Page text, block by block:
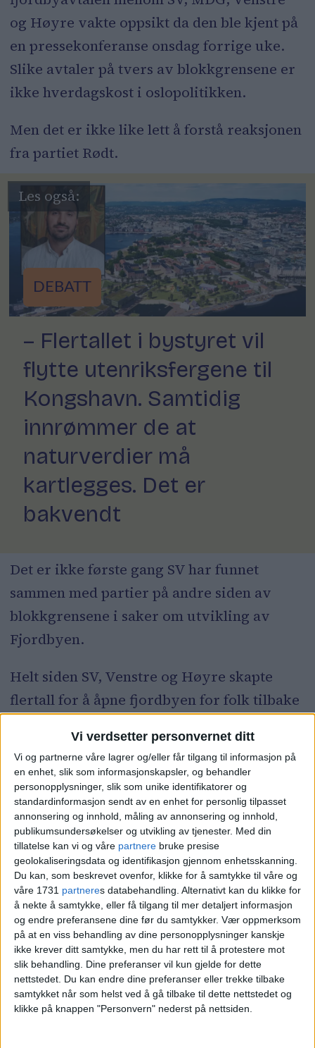
Vi verdsetter personvernet ditt
Vi og partnerne våre lagrer og/eller får tilgang til informasjon på
en enhet, slik som informasjonskapsler, og behandler
personopplysninger, slik som unike identifikatorer og
standardinformasjon sendt av en enhet for personlig tilpasset
annonsering og innhold, måling av annonsering og innhold,
publikumsundersøkelser og utvikling av tjenester. Med din
tillatelse kan vi og våre partnere bruke presise
geolokaliseringsdata og identifikasjon gjennom enhetsskanning.
Du kan, som beskrevet ovenfor, klikke for å samtykke til våre og
våre 1731 partneres databehandling. Alternativt kan du klikke for
å nekte å samtykke, eller få tilgang til mer detaljert informasjon
og endre preferansene dine før du samtykker. Vær oppmerksom
på at en viss behandling av dine personopplysninger kanskje
ikke krever ditt samtykke, men du har rett til å protestere mot
slik behandling. Dine preferanser vil kun gjelde for dette
nettstedet. Du kan endre dine preferanser eller trekke tilbake
samtykket når som helst ved å gå tilbake til dette nettstedet og
klikke på knappen "Personvern" nederst på nettsiden.
og Høyre vakte oppsikt da den ble kjent på
en pressekonferanse onsdag forrige uke.
Slike avtaler på tvers av blokkgrensene er
ikke hverdagskost i oslopolitikken.
Men det er ikke like lett å forstå reaksjonen
fra partiet Rødt.
DEBATT
– Flertallet i bystyret vil
flytte utenriksfergene til
Kongshavn. Samtidig
innrømmer de at
naturverdier må
kartlegges. Det er
bakvendt
Det er ikke første gang SV har funnet
sammen med partier på andre siden av
blokkgrensene i saker om utvikling av
Fjordbyen.
Helt siden SV, Venstre og Høyre skapte
flertall for å åpne fjordbyen for folk tilbake
byutviklingen langs vannkanten.
Våre viktige
gjennomslag
Blant våre viktigste gjennomslag det siste
kvarte århundret finner vi det nye
hovedbiblioteket i Bjørvika, badeanleggene
på Sørenga og Operastranda, kaféer,
restauranter og gateliv, parker og
friarealer, skole og trikk i Dronning
Eufemias gate.